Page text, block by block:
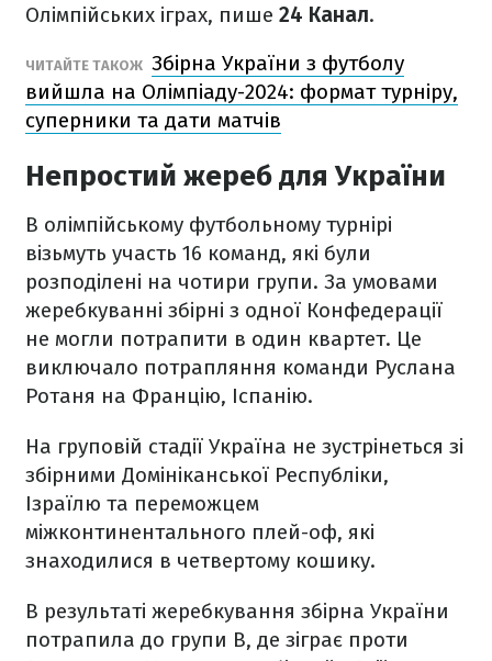
Олімпійських іграх, пише 24 Канал.
ЧИТАЙТЕ ТАКОЖ Збірна України з футболу
вийшла на Олімпіаду-2024: формат турніру,
суперники та дати матчів
Непростий жереб для України
В олімпійському футбольному турнірі
візьмуть участь 16 команд, які були
розподілені на чотири групи. За умовами
жеребкуванні збірні з одної Конфедерації
не могли потрапити в один квартет. Це
виключало потрапляння команди Руслана
Ротаня на Францію, Іспанію.
На груповій стадії Україна не зустрінеться зі
збірними Домініканської Республіки,
Ізраїлю та переможцем
міжконтинентального плей-оф, які
знаходилися в четвертому кошику.
В результаті жеребкування збірна України
потрапила до групи В, де зіграє проти